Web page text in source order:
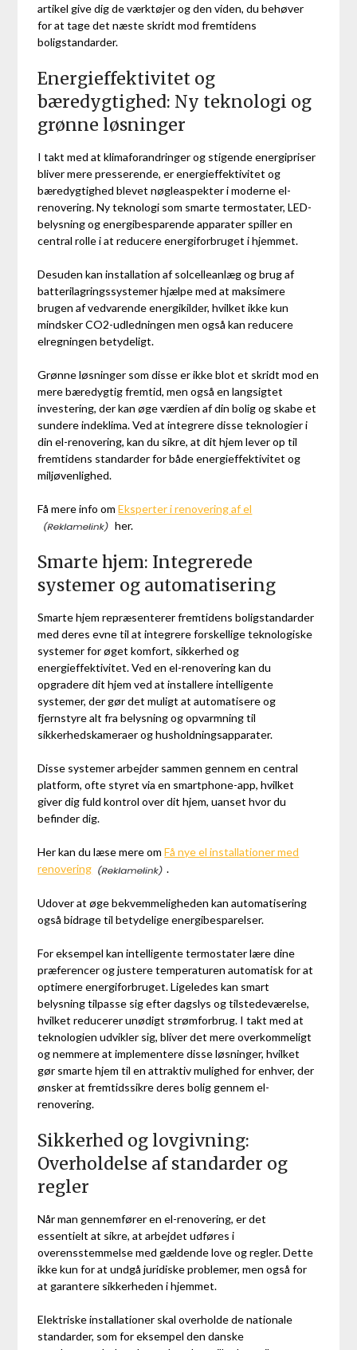
artikel give dig de værktøjer og den viden, du behøver
for at tage det næste skridt mod fremtidens
boligstandarder.
Energieffektivitet og
bæredygtighed: Ny teknologi og
grønne løsninger
I takt med at klimaforandringer og stigende energipriser
bliver mere presserende, er energieffektivitet og
bæredygtighed blevet nøgleaspekter i moderne el-
renovering. Ny teknologi som smarte termostater, LED-
belysning og energibesparende apparater spiller en
central rolle i at reducere energiforbruget i hjemmet.
Desuden kan installation af solcelleanlæg og brug af
batterilagringssystemer hjælpe med at maksimere
brugen af vedvarende energikilder, hvilket ikke kun
mindsker CO2-udledningen men også kan reducere
elregningen betydeligt.
Grønne løsninger som disse er ikke blot et skridt mod en
mere bæredygtig fremtid, men også en langsigtet
investering, der kan øge værdien af din bolig og skabe et
sundere indeklima. Ved at integrere disse teknologier i
din el-renovering, kan du sikre, at dit hjem lever op til
fremtidens standarder for både energieffektivitet og
miljøvenlighed.
Få mere info omEksperter i renovering af el
her.
Smarte hjem: Integrerede
systemer og automatisering
Smarte hjem repræsenterer fremtidens boligstandarder
med deres evne til at integrere forskellige teknologiske
systemer for øget komfort, sikkerhed og
energieffektivitet. Ved en el-renovering kan du
opgradere dit hjem ved at installere intelligente
systemer, der gør det muligt at automatisere og
fjernstyre alt fra belysning og opvarmning til
sikkerhedskameraer og husholdningsapparater.
Disse systemer arbejder sammen gennem en central
platform, ofte styret via en smartphone-app, hvilket
giver dig fuld kontrol over dit hjem, uanset hvor du
befinder dig.
Her kan du læse mere omFå nye el installationer med
renovering
.
Udover at øge bekvemmeligheden kan automatisering
også bidrage til betydelige energibesparelser.
For eksempel kan intelligente termostater lære dine
præferencer og justere temperaturen automatisk for at
optimere energiforbruget. Ligeledes kan smart
belysning tilpasse sig efter dagslys og tilstedeværelse,
hvilket reducerer unødigt strømforbrug. I takt med at
teknologien udvikler sig, bliver det mere overkommeligt
og nemmere at implementere disse løsninger, hvilket
gør smarte hjem til en attraktiv mulighed for enhver, der
ønsker at fremtidssikre deres bolig gennem el-
renovering.
Sikkerhed og lovgivning:
Overholdelse af standarder og
regler
Når man gennemfører en el-renovering, er det
essentielt at sikre, at arbejdet udføres i
overensstemmelse med gældende love og regler. Dette
ikke kun for at undgå juridiske problemer, men også for
at garantere sikkerheden i hjemmet.
Elektriske installationer skal overholde de nationale
standarder, som for eksempel den danske